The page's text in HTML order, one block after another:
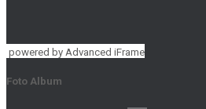
powered by Advanced iFrame
Foto Album